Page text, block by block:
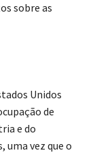
sobre as
Unidos
de
e do
uma vez que o